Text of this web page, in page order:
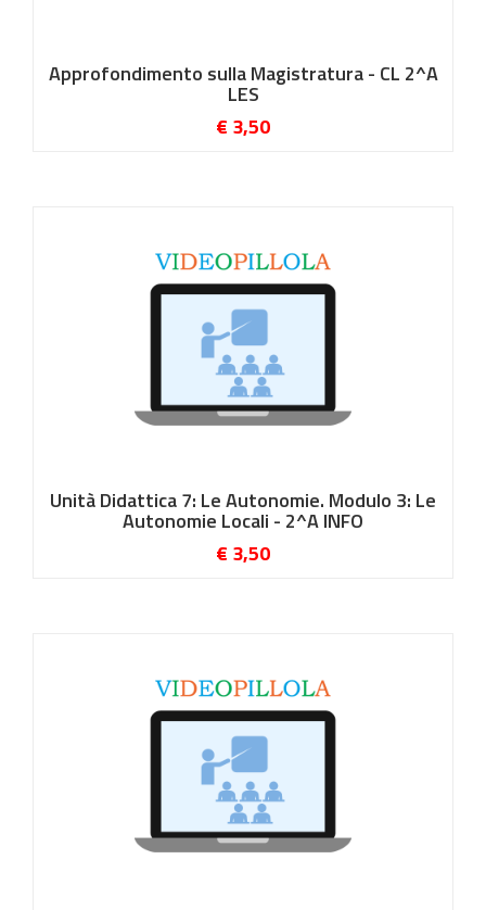
Approfondimento sulla Magistratura - CL 2^A
LES
€ 3,50
Unità Didattica 7: Le Autonomie. Modulo 3: Le
Autonomie Locali - 2^A INFO
€ 3,50